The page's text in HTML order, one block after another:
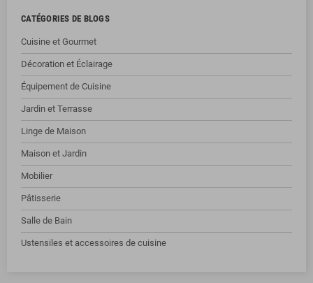
CATÉGORIES DE BLOGS
Cuisine et Gourmet
Décoration et Éclairage
Équipement de Cuisine
Jardin et Terrasse
Linge de Maison
Maison et Jardin
Mobilier
Pâtisserie
Salle de Bain
Ustensiles et accessoires de cuisine